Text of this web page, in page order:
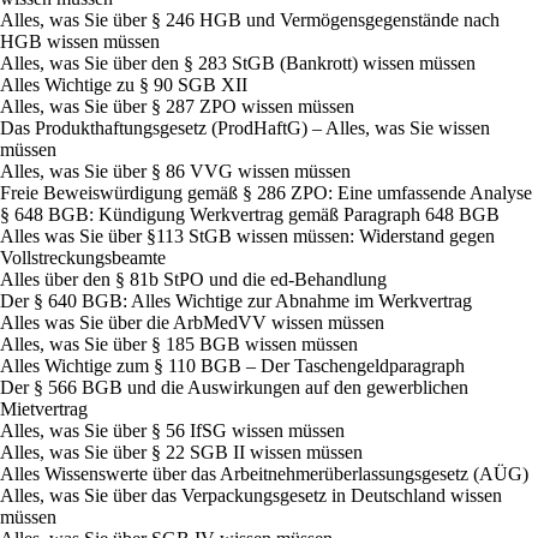
Alles, was Sie über § 246 HGB und Vermögensgegenstände nach
HGB wissen müssen
Alles, was Sie über den § 283 StGB (Bankrott) wissen müssen
Alles Wichtige zu § 90 SGB XII
Alles, was Sie über § 287 ZPO wissen müssen
Das Produkthaftungsgesetz (ProdHaftG) – Alles, was Sie wissen
müssen
Alles, was Sie über § 86 VVG wissen müssen
Freie Beweiswürdigung gemäß § 286 ZPO: Eine umfassende Analyse
§ 648 BGB: Kündigung Werkvertrag gemäß Paragraph 648 BGB
Alles was Sie über §113 StGB wissen müssen: Widerstand gegen
Vollstreckungsbeamte
Alles über den § 81b StPO und die ed-Behandlung
Der § 640 BGB: Alles Wichtige zur Abnahme im Werkvertrag
Alles was Sie über die ArbMedVV wissen müssen
Alles, was Sie über § 185 BGB wissen müssen
Alles Wichtige zum § 110 BGB – Der Taschengeldparagraph
Der § 566 BGB und die Auswirkungen auf den gewerblichen
Mietvertrag
Alles, was Sie über § 56 IfSG wissen müssen
Alles, was Sie über § 22 SGB II wissen müssen
Alles Wissenswerte über das Arbeitnehmerüberlassungsgesetz (AÜG)
Alles, was Sie über das Verpackungsgesetz in Deutschland wissen
müssen